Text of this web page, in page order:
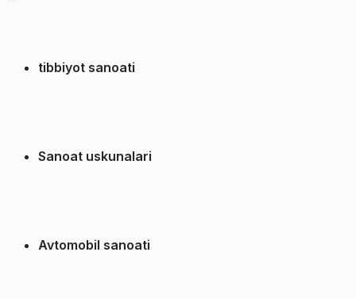
tibbiyot sanoati
Sanoat uskunalari
Avtomobil sanoati